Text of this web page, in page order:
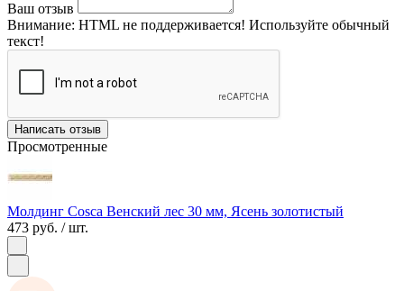
Ваш отзыв
Внимание: HTML не поддерживается! Используйте обычный
текст!
Написать отзыв
Просмотренные
Молдинг Cosca Венский лес 30 мм, Ясень золотистый
473 руб. / шт.